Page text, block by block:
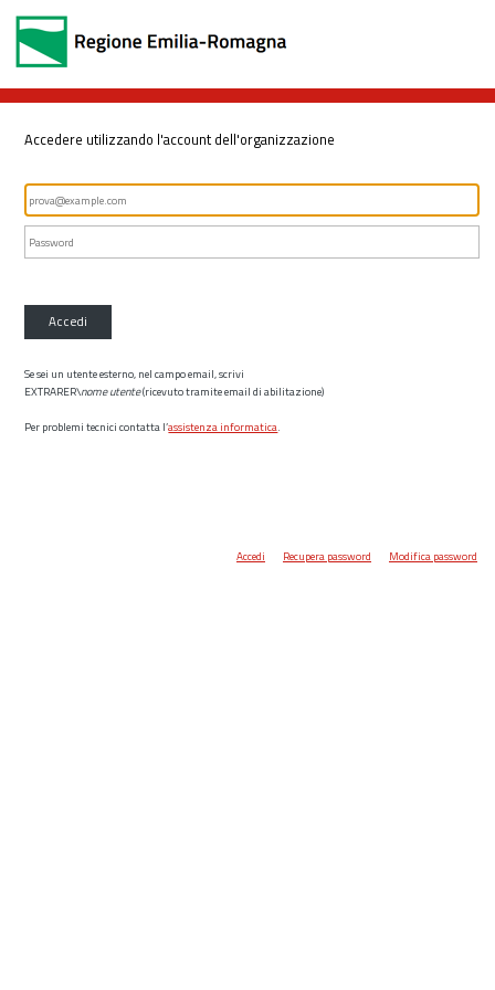
Accedere utilizzando l'account dell'organizzazione
Accedi
Se sei un utente esterno, nel campo email, scrivi
EXTRARER\nome utente(ricevuto tramite email di abilitazione)
Per problemi tecnici contatta l’assistenza informatica.
Accedi Recupera password Modifica password